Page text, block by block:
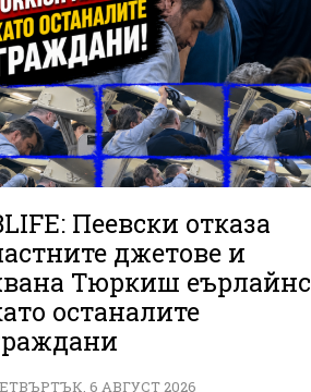
Пеевски отказа
джетове и
Тюркиш еърлайнс
останалите
6 АВГУСТ 2026